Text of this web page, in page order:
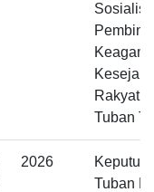
Rakyat
Tuban
2026
Tuban